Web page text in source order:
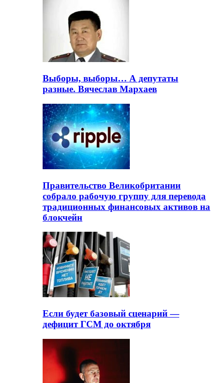
Выборы, выборы… А депутаты
разные. Вячеслав Мархаев
Правительство Великобритании
собрало рабочую группу для перевода
традиционных финансовых активов на
блокчейн
Если будет базовый сценарий —
дефицит ГСМ до октября